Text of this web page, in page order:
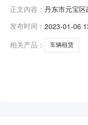
正文内容： 丹东市元宝
众的身体健
宝区政府事务
发布时间： 2023-01-06
相关产品：
车辆租赁